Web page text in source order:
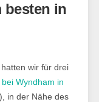
besten in
wir für drei
Wyndham in
in der Nähe des